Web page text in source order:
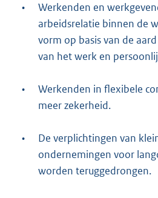
•
Werkenden en
arbeidsrelatie binnen de
vorm op basis van de
van het werk en
•
Werkenden in flexibele
meer zekerheid.
•
De verplichtingen van
ondernemingen voor
worden teruggedrongen.